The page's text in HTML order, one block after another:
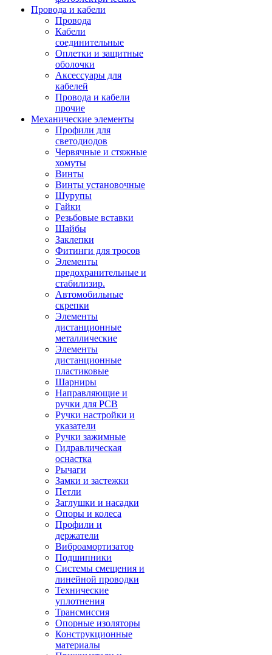
Провода и кабели
Провода
Кабели
соединительные
Оплетки и защитные
оболочки
Аксессуары для
кабелей
Провода и кабели
прочие
Механические элементы
Профили для
светодиодов
Червячные и стяжные
хомуты
Винты
Винты установочные
Шурупы
Гайки
Резьбовые вставки
Шайбы
Заклепки
Фитинги для тросов
Элементы
предохранительные и
стабилизир.
Автомобильные
скрепки
Элементы
дистанционные
металлические
Элементы
дистанционные
пластиковые
Шарниры
Направляющие и
ручки для PCB
Ручки настройки и
указатели
Ручки зажимные
Гидравлическая
оснастка
Рычаги
Замки и застежки
Петли
Заглушки и насадки
Опоры и колеса
Профили и
держатели
Виброамортизатор
Подшипники
Системы смещения и
линейной проводки
Технические
уплотнения
Трансмиссия
Опорные изоляторы
Конструкционные
материалы